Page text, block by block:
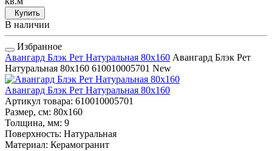
Купить
В наличии
Избранное
Авангард Блэк Рет Натуральная 80x160 Авангард Блэк Рет
Натуральная 80x160 610010005701 New
Авангард Блэк Рет Натуральная 80x160
Артикул товара: 610010005701
Размер, см: 80x160
Толщина, мм: 9
Поверхность: Натуральная
Материал: Керамогранит